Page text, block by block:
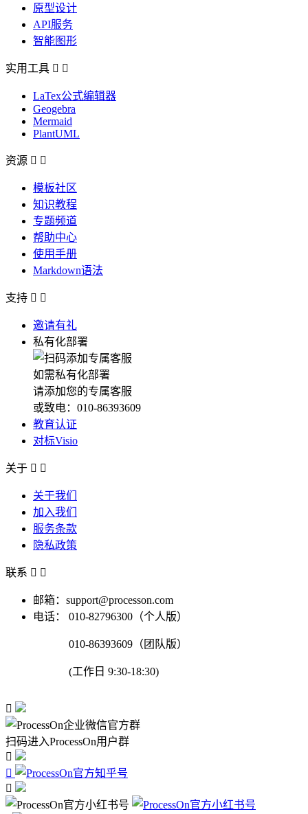
原型设计
API服务
智能图形
实用工具  
LaTex公式编辑器
Geogebra
Mermaid
PlantUML
资源  
模板社区
知识教程
专题频道
帮助中心
使用手册
Markdown语法
支持  
邀请有礼
私有化部署
如需私有化部署
请添加您的专属客服
或致电：010-86393609
教育认证
对标Visio
关于  
关于我们
加入我们
服务条款
隐私政策
联系  
邮箱：support@processon.com
电话：
010-82796300（个人版）
010-86393609（团队版）
(工作日 9:30-18:30)

扫码进入ProcessOn用户群


